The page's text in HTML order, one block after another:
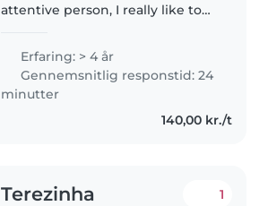
attentive person, I really like to
worked for three years in a
babysitting space, where I was
responsible for the daily..
Erfaring: > 4 år
Gennemsnitlig responstid: 24
minutter
140,00 kr./t
Terezinha 1